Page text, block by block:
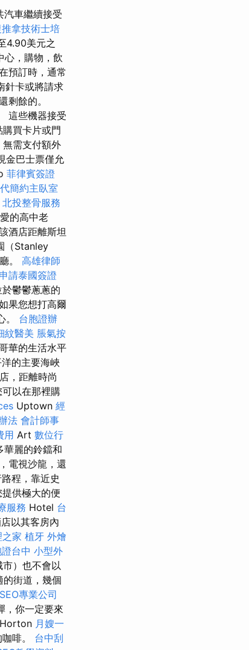
汽車繼續接受
拿技術士培
4.90美元之
心，購物，飲
預訂時，通常
針卡或將請求
剩餘的。
這些機器接受
買卡片或門
需支付額外
金巴士票僅允
菲律賓簽證
簡約主臥室
北投整骨服務
的高中老
酒店距離斯坦
（Stanley
。 高雄律師
請泰國簽證
鬱鬱蔥蔥的
果您想打高爾
。 台胞證辦
紋醫美 脹氣按
華的生活水平
的主要海峽
，距離時尚
以在那裡購
Uptown 經
法 會計師事
用 Art 數位行
華麗的鈴鐺和
電視沙龍，還
程，靠近史
供極大的便
服務 Hotel 台
以其客房內
家 植牙 外燴
台中 小型外
）也不會以
的街道，幾個
專業公司
，你一定要來
Horton 月嫂一
啡。 台中刮